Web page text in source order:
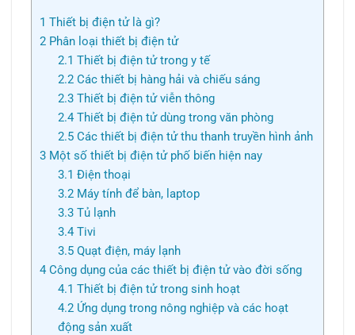
1 Thiết bị điện tử là gì?
2 Phân loại thiết bị điện tử
2.1 Thiết bị điện tử trong y tế
2.2Các thiết bị hàng hải và chiếu sáng
2.3Thiết bị điện tử viễn thông
2.4Thiết bị điện tử dùng trong văn phòng
2.5Các thiết bị điện tử thu thanh truyền hình ảnh
3 Một số thiết bị điện tử phố biến hiện nay
3.1 Điện thoại
3.2Máy tính để bàn, laptop
3.3Tủ lạnh
3.4Tivi
3.5Quạt điện, máy lạnh
4 Công dụng của các thiết bị điện tử vào đời sống
4.1 Thiết bị điện tử trong sinh hoạt
4.2Ứng dụng trong nông nghiệp và các hoạt
động sản xuất